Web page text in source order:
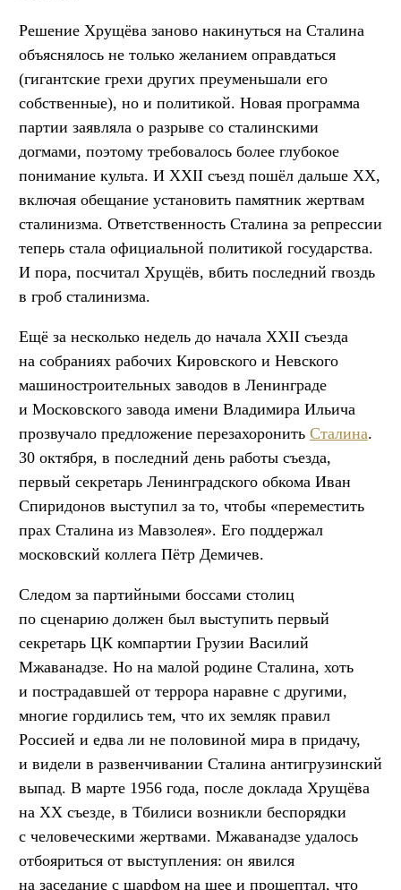
Решение Хрущёва заново накинуться на Сталина
объяснялось не только желанием оправдаться
(гигантские грехи других преуменьшали его
собственные), но и политикой. Новая программа
партии заявляла о разрыве со сталинскими
догмами, поэтому требовалось более глубокое
понимание культа. И XXII съезд пошёл дальше ХХ,
включая обещание установить памятник жертвам
сталинизма. Ответственность Сталина за репрессии
теперь стала официальной политикой государства.
И пора, посчитал Хрущёв, вбить последний гвоздь
в гроб сталинизма.
Ещё за несколько недель до начала XXII съезда
на собраниях рабочих Кировского и Невского
машиностроительных заводов в Ленинграде
и Московского завода имени Владимира Ильича
прозвучало предложение перезахоронить Сталина.
30 октября, в последний день работы съезда,
первый секретарь Ленинградского обкома Иван
Спиридонов выступил за то, чтобы «переместить
прах Сталина из Мавзолея». Его поддержал
московский коллега Пётр Демичев.
Следом за партийными боссами столиц
по сценарию должен был выступить первый
секретарь ЦК компартии Грузии Василий
Мжаванадзе. Но на малой родине Сталина, хоть
и пострадавшей от террора наравне с другими,
многие гордились тем, что их земляк правил
Россией и едва ли не половиной мира в придачу,
и видели в развенчивании Сталина антигрузинский
выпад. В марте 1956 года, после доклада Хрущёва
на XX съезде, в Тбилиси возникли беспорядки
с человеческими жертвами. Мжаванадзе удалось
отбояриться от выступления: он явился
на заседание с шарфом на шее и прошептал, что